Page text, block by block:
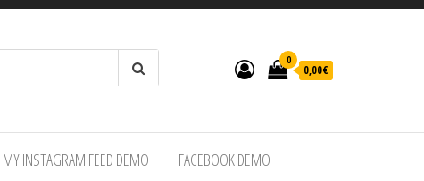
0
0,00€
MY INSTAGRAM FEED DEMO FACEBOOK DEMO